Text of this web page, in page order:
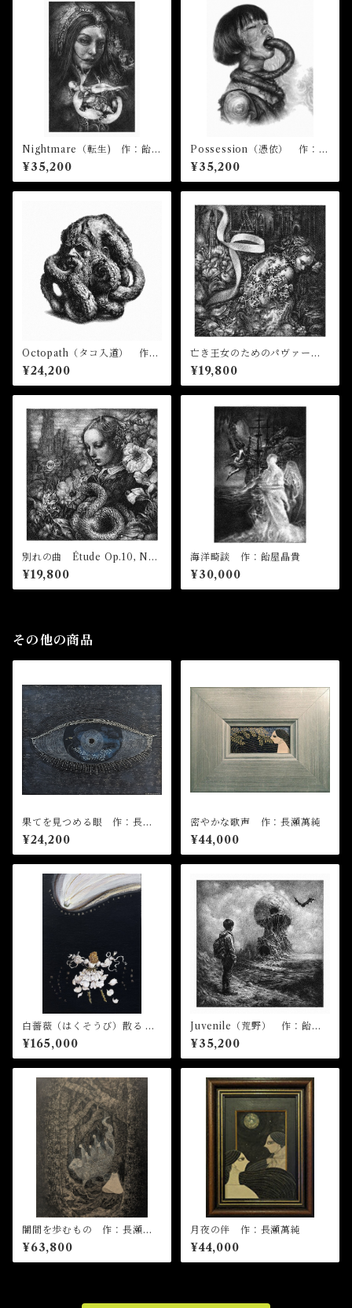
Nightmare（転生) 作：飴屋
晶貴
¥35,200
Possession（憑依） 作：飴
屋晶貴
¥35,200
Octopath（タコ入道） 作：
飴屋晶貴
¥24,200
亡き王女のためのパヴァー
ヌ Pavane pour une infant
e défunte 作：飴屋晶貴
¥19,800
別れの曲 Étude Op.10, No.
3 作：飴屋晶貴
¥19,800
海洋畸談 作：飴屋晶貴
¥30,000
その他の商品
果てを見つめる眼 作：長瀬
萬純
¥24,200
密やかな歌声 作：長瀬萬純
¥44,000
白薔薇（はくそうび）散る
作：菅野まり子
¥165,000
Juvenile（荒野） 作：飴屋
晶貴
¥35,200
闇間を歩むもの 作：長瀬萬
純
¥63,800
月夜の伴 作：長瀬萬純
¥44,000